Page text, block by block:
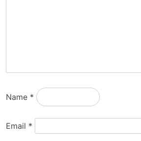
Name *
Email *